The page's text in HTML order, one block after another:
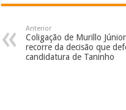
Anterior
Coligação de Murillo Júnior
recorre da decisão que
candidatura de Taninho